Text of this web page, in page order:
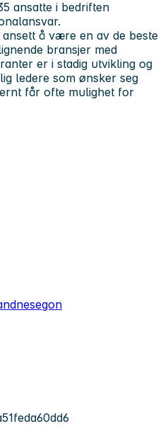
ansatte i bedriften
å være en av de beste
bransjer med
er i stadig utvikling og
ledere som ønsker seg
får ofte mulighet for